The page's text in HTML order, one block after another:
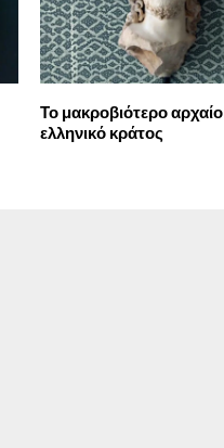
Το μακροβιότερο αρχαίο
ελληνικό κράτος